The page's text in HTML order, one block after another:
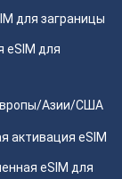
для заграницы
eSIM для
Азии/США
активация eSIM
eSIM для